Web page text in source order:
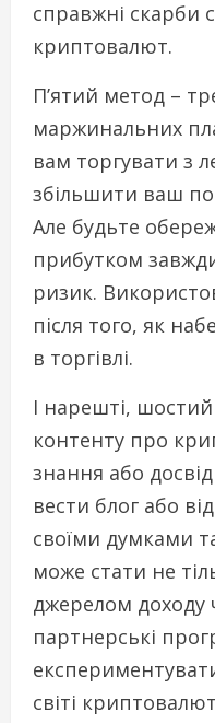
справжні скарби
криптовалют.
П’ятий метод –
маржинальних
вам торгувати з
збільшити ваш
Але будьте
прибутком
ризик.
після того, як
в торгівлі.
І нарешті,
контенту про
знання або
вести блог або
своїми думками
може стати не
джерелом доходу
партнерські
світі